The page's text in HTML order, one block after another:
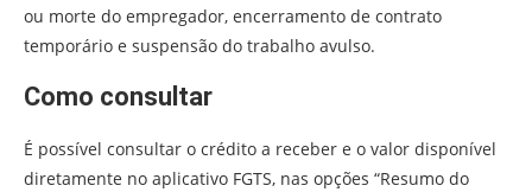
ou morte do empregador, encerramento de contrato
temporário e suspensão do trabalho avulso.
Como consultar
É possível consultar o crédito a receber e o valor disponível
diretamente no aplicativo FGTS, nas opções “Resumo do